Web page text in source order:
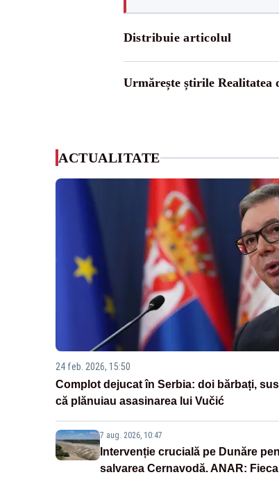
Distribuie articolul
Urmărește știrile Realitatea
ACTUALITATE
24 feb. 2026, 15:50
Complot dejucat în Serbia: doi bărbați,
că plănuiau asasinarea lui Vučić
7 aug. 2026, 10:47
Intervenție crucială pe Dunăre
salvarea Cernavodă. ANAR: